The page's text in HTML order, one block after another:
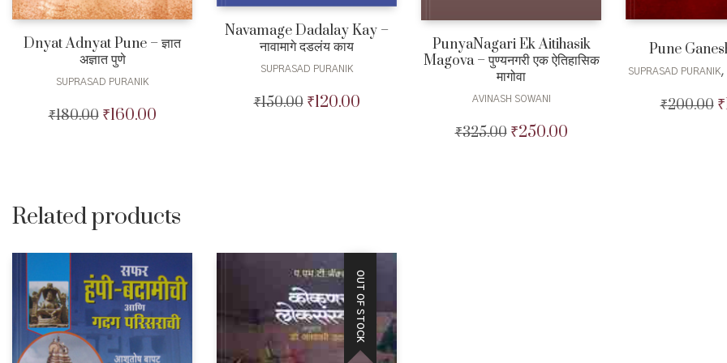
Dnyat Adnyat Pune – ज्ञात
अज्ञात पुणे
SUPRASAD PURANIK
₹180.00 Original
₹160.00Current
Navamage Dadalay Kay –
नावामागे दडलंय काय
SUPRASAD PURANIK
₹150.00 Original
₹120.00Current
PunyaNagari Ek Aitihasik
Magova – पुण्यनगरी एक ऐतिहासिक
मागोवा
AVINASH SOWANI
₹325.00 Original
₹250.00Current
Pune
SUPRASAD PURANIK,
₹200.00 ₹
Related products
OUT OF STOCK